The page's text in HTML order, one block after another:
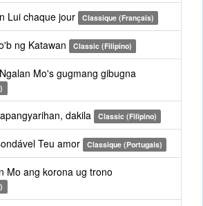
Lui chaque jour Classique (Français)
ng Katawan Classic (Filipino)
Mo's gugmang gibugna
dakila Classic (Filipino)
Teu amor Classique (Portugais)
Mo ang korona ug trono